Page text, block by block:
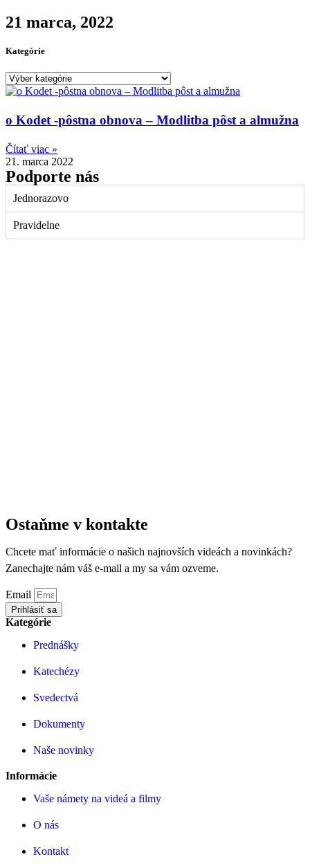
21 marca, 2022
Kategórie
Kategórie
o Kodet -pôstna obnova – Modlitba pôst a almužna
Čítať viac »
21. marca 2022
Podporte nás
Jednorazovo
Pravidelne
Ostaňme v kontakte
Chcete mať informácie o našich najnovších videách a novinkách?
Zanechajte nám váš e-mail a my sa vám ozveme.
Email
Prihlásiť sa
Kategórie
Prednášky
Katechézy
Svedectvá
Dokumenty
Naše novinky
Informácie
Vaše námety na videá a filmy
O nás
Kontakt